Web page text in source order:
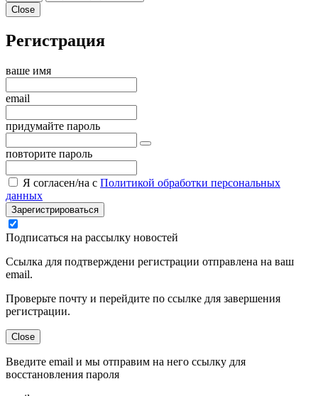
Close
Регистрация
ваше имя
email
придумайте пароль
повторите пароль
Я согласен/на с Политикой обработки персональных
данных
Зарегистрироваться
Подписаться на рассылку новостей
Ссылка для подтверждени регистрации отправлена на ваш
email.
Проверьте почту и перейдите по ссылке для завершения
регистрации.
Close
Введите email и мы отправим на него ссылку для
восстановления пароля